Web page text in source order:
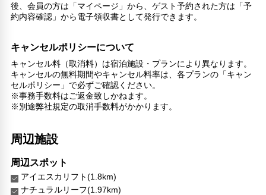
リラックス
ファミリールーム
家族・お子様に優しい設備
こだわりの設備
館内施設・便利なサービス
ランドリーサービス
ペット
後、会員の方は「マイページ」から、ゲスト予約された方は「予
約内容確認」から電子領収書として発行できます。
キャンセルポリシーについて
キャンセル料（取消料）は宿泊施設・プランにより異なります。
キャンセルの無料期間やキャンセル料率は、各プランの「キャン
セルポリシー」で必ずご確認ください。
※事務手数料はご返金致しかねます。
※別途弊社規定の取消手数料がかかります。
周辺施設
周辺スポット
アイエスカリフト(1.8km)
ナチュラルリーフ(1.97km)